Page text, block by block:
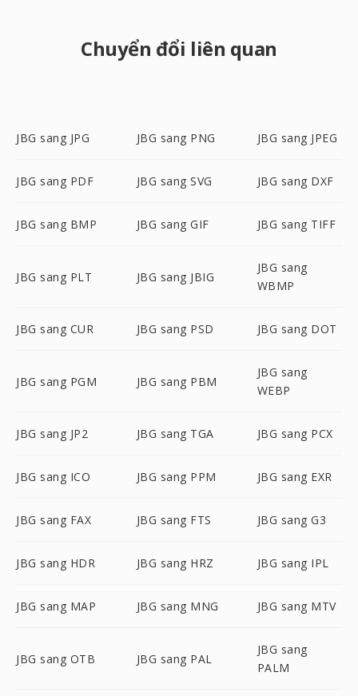
Chuyển đổi liên quan
JBG sang JPG JBG sang PNG JBG sang JPEG
JBG sang PDF JBG sang SVG JBG sang DXF
JBG sang BMP JBG sang GIF JBG sang TIFF
JBG sang PLT JBG sang JBIG
JBG sang
WBMP
JBG sang CUR JBG sang PSD JBG sang DOT
JBG sang PGM JBG sang PBM
JBG sang
WEBP
JBG sang JP2 JBG sang TGA JBG sang PCX
JBG sang ICO JBG sang PPM JBG sang EXR
JBG sang FAX JBG sang FTS JBG sang G3
JBG sang HDR JBG sang HRZ JBG sang IPL
JBG sang MAP JBG sang MNG JBG sang MTV
JBG sang OTB JBG sang PAL
JBG sang
PALM